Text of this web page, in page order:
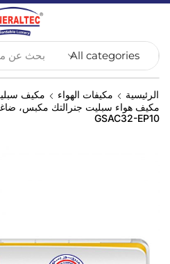
بحث عن
الرئيسية مكيفات الهواء مكيف
GSAC32-EP10